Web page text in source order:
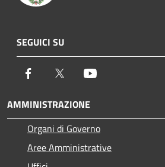
SEGUICI SU
Facebook Twitter
AMMINISTRAZIONE
Organi di Governo
Aree Amministrative